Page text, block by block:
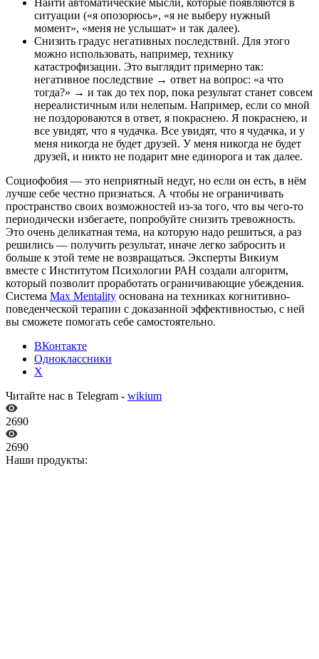
Найти автоматические мысли, которые появляются в
ситуации («я опозорюсь», «я не выберу нужный
момент», «меня не услышат» и так далее).
Снизить градус негативных последствий. Для этого
можно использовать, например, технику
катастрофизации. Это выглядит примерно так:
негативное последствие → ответ на вопрос: «а что
тогда?» → и так до тех пор, пока результат станет совсем
нереалистичным или нелепым. Например, если со мной
не поздороваются в ответ, я покраснею. Я покраснею, и
все увидят, что я чудачка. Все увидят, что я чудачка, и у
меня никогда не будет друзей. У меня никогда не будет
друзей, и никто не подарит мне единорога и так далее.
Социофобия — это неприятный недуг, но если он есть, в нём
лучше себе честно признаться. А чтобы не ограничивать
пространство своих возможностей из-за того, что вы чего-то
периодически избегаете, попробуйте снизить тревожность.
Это очень деликатная тема, на которую надо решиться, а раз
решились — получить результат, иначе легко забросить и
больше к этой теме не возвращаться. Эксперты Викиум
вместе с Институтом Психологии РАН создали алгоритм,
который позволит проработать ограничивающие убеждения.
Система Max Mentality основана на техниках когнитивно-
поведенческой терапии с доказанной эффективностью, с ней
вы сможете помогать себе самостоятельно.
ВКонтакте
Одноклассники
X
Читайте нас в Telegram - wikium
2690
2690
Наши продукты: